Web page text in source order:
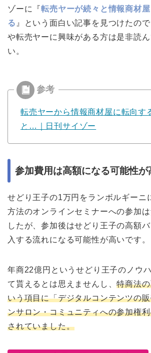
ゾーに『転売ヤーが続々と情報商材
る 』という面白い記事を見つけたの
や転売ヤーに興味がある方は是非読
い。
転売ヤーから情報商材屋に転向す
と…｜日刊サイゾー
参加費用は高額になる可能性が
せどり王子の1万円をランボルギーニ
方法のオンラインセミナーへの参加
したが、参加後はせどり王子の高額
入する流れになる可能性が高いです。
年商22億円というせどり王子のノウ
て貰えるとは思えませんし、特商法
いう項目に「デジタルコンテンツの
ンサロン・コミュニティへの参加権
されていました。